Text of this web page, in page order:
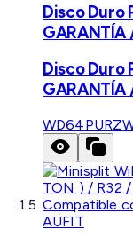
Disco Duro
Disco Duro
WD64PURZ
AUFIT